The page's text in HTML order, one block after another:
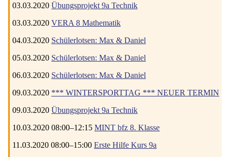
03.03.2020 Übungsprojekt 9a Technik
03.03.2020 VERA 8 Mathematik
04.03.2020 Schülerlotsen: Max & Daniel
05.03.2020 Schülerlotsen: Max & Daniel
06.03.2020 Schülerlotsen: Max & Daniel
09.03.2020 *** WINTERSPORTTAG *** NEUER TERMIN
09.03.2020 Übungsprojekt 9a Technik
10.03.2020 08:00–12:15 MINT bfz 8. Klasse
11.03.2020 08:00–15:00 Erste Hilfe Kurs 9a